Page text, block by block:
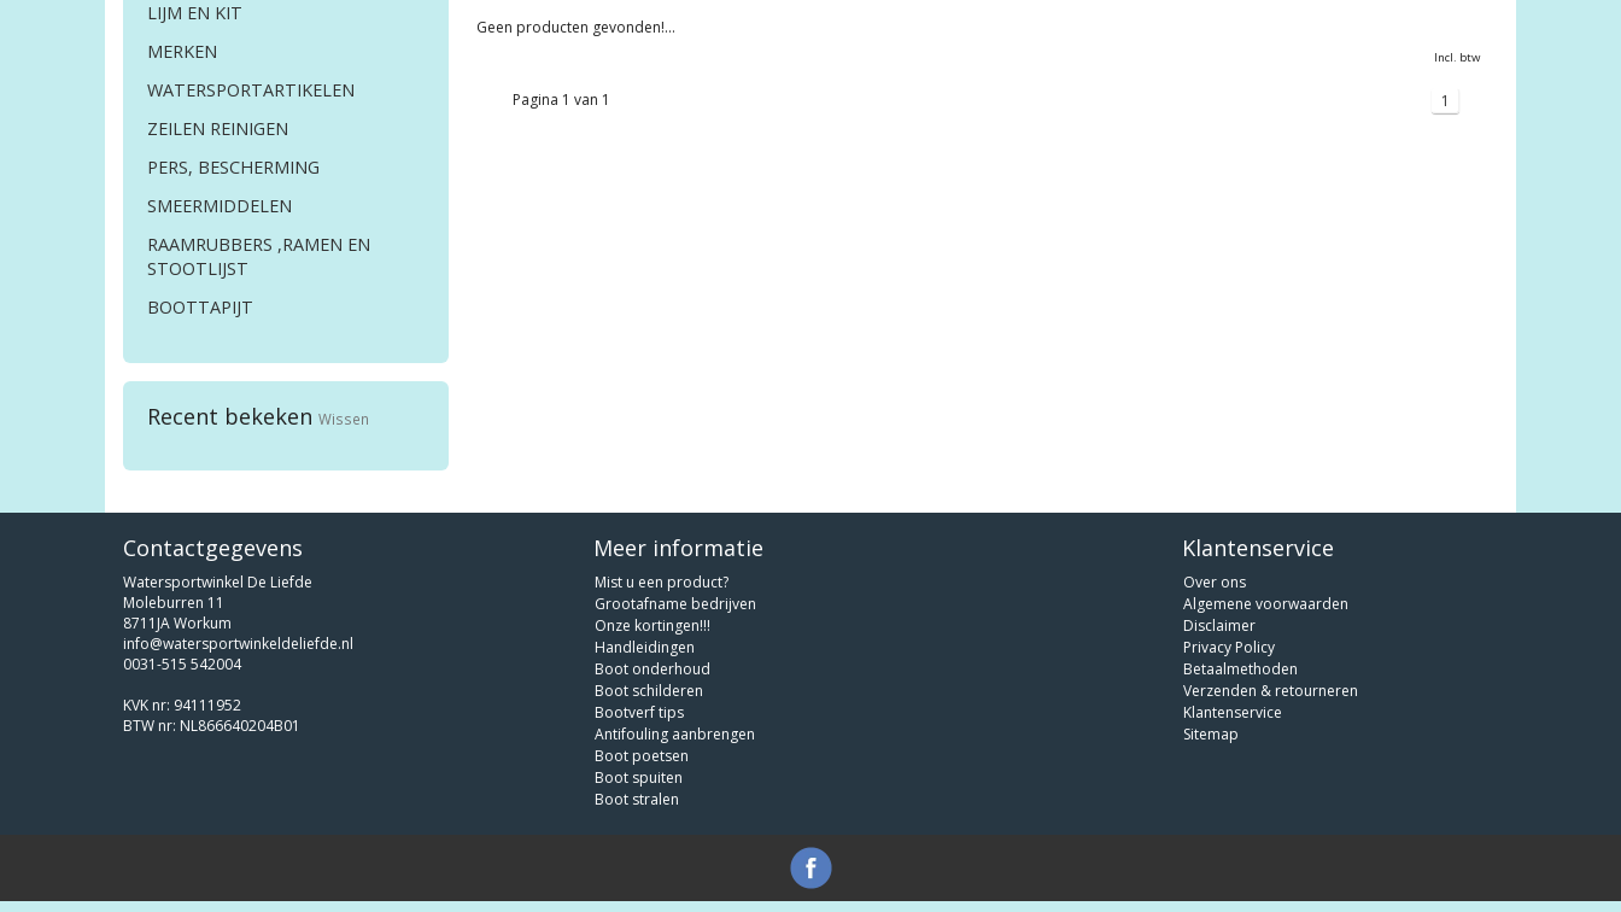
LIJM EN KIT
MERKEN
WATERSPORTARTIKELEN
ZEILEN REINIGEN
PERS, BESCHERMING
SMEERMIDDELEN
RAAMRUBBERS ,RAMEN EN
STOOTLIJST
BOOTTAPIJT
Recent bekeken Wissen
Geen producten gevonden!...
Incl. btw
Pagina 1 van 1 1
Contactgegevens
Watersportwinkel De Liefde
Moleburren 11
8711JA Workum
info@watersportwinkeldeliefde.nl
0031-515 542004
KVK nr: 94111952
BTW nr: NL866640204B01
Meer informatie
Mist u een product?
Grootafname bedrijven
Onze kortingen!!!
Handleidingen
Boot onderhoud
Boot schilderen
Bootverf tips
Antifouling aanbrengen
Boot poetsen
Boot spuiten
Boot stralen
Klantenservice
Over ons
Algemene voorwaarden
Disclaimer
Privacy Policy
Betaalmethoden
Verzenden & retourneren
Klantenservice
Sitemap